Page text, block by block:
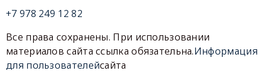
+7 978 249 12 82
Все права сохранены. При использовании
материалов сайта ссылка обязательна.Информация
для пользователейсайта